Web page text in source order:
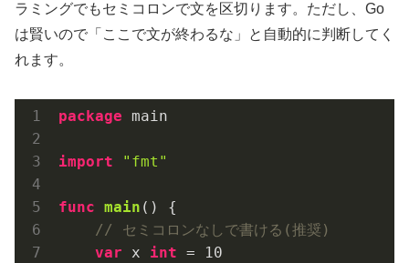
ラミングでもセミコロンで文を区切ります。ただし、Go
は賢いので「ここで文が終わるな」と自動的に判断してく
れます。
package main
import "fmt"
func main ()
{
// セミコロンなしで書ける(推奨)
var x int =
10